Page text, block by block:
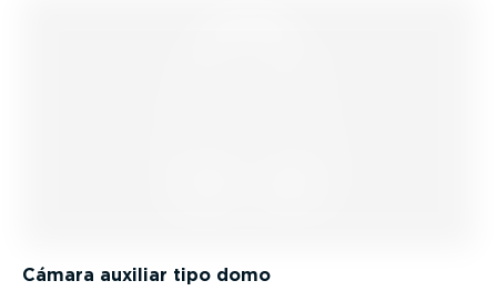
Cámara auxiliar tipo domo